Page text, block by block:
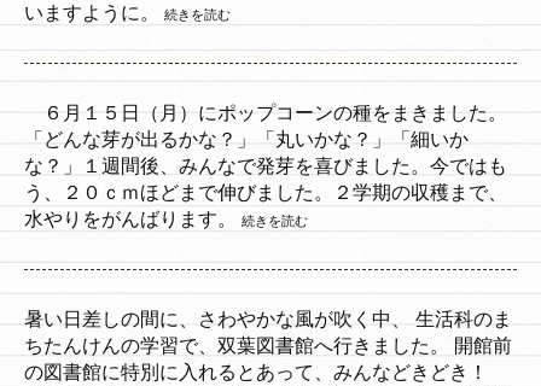
いますように。
続きを読む
６月１５日（月）にポップコーンの種をまきました。
「どんな芽が出るかな？」「丸いかな？」「細いか
な？」１週間後、みんなで発芽を喜びました。今ではも
う、２０ｃｍほどまで伸びました。２学期の収穫まで、
水やりをがんばります。
続きを読む
暑い日差しの間に、さわやかな風が吹く中、 生活科のま
ちたんけんの学習で、双葉図書館へ行きました。 開館前
の図書館に特別に入れるとあって、みんなどきどき！